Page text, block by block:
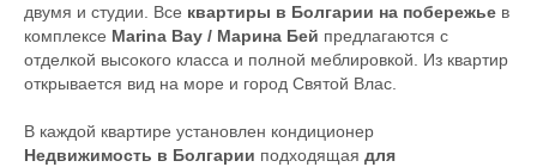
двумя и студии. Все квартиры в Болгарии на побережье в
комплексе Marina Bay / Марина Бей предлагаются с
отделкой высокого класса и полной меблировкой. Из квартир
открывается вид на море и город Святой Влас.
В каждой квартире установлен кондиционер
Недвижимость в Болгарии подходящая для